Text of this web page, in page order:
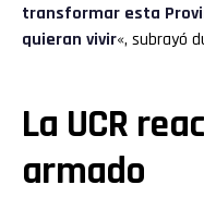
transformar esta
quieran vivir«, subrayó
La UCR
armado